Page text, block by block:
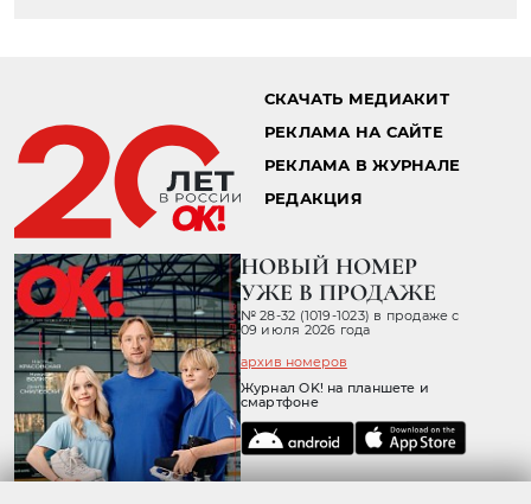
СКАЧАТЬ МЕДИАКИТ
РЕКЛАМА НА САЙТЕ
РЕКЛАМА В ЖУРНАЛЕ
РЕДАКЦИЯ
НОВЫЙ НОМЕР
УЖЕ В ПРОДАЖЕ
№ 28-32 (1019-1023) в продаже с
09 июля 2026 года
архив номеров
Журнал OK! на планшете и
смартфоне